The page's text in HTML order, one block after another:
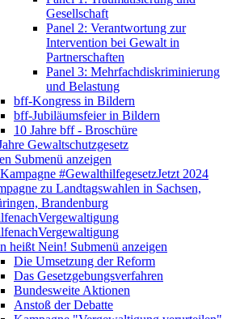
Gesellschaft
Panel 2: Verantwortung zur
Intervention bei Gewalt in
Partnerschaften
Panel 3: Mehrfachdiskriminierung
und Belastung
bff-Kongress in Bildern
bff-Jubiläumsfeier in Bildern
10 Jahre bff - Broschüre
Gewaltschutzgesetz
Submenü anzeigen
#GewalthilfegesetzJetzt 2024
zu Landtagswahlen in Sachsen,
Brandenburg
heißt Nein! Submenü anzeigen
Die Umsetzung der Reform
Das Gesetzgebungsverfahren
Bundesweite Aktionen
Anstoß der Debatte